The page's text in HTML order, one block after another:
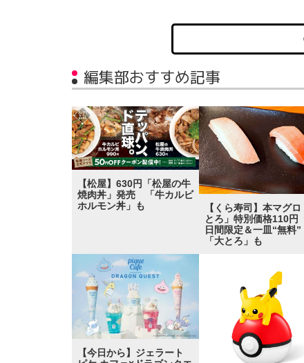
編集部おすすめ記事
【松屋】630円「松屋の牛
焼肉丼」発売 「牛カルビ
ホルモン丼」も
【くら寿司】本マグロ
とろ」特別価格110
日間限定＆一皿“無料
「大とろ」も
【今日から】ジェラート